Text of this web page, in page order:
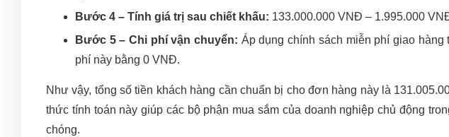
Bước 4 – Tính giá trị sau chiết khấu: 133.000.000 VNĐ – 1.995.000
Bước 5 – Chi phí vận chuyển: Áp dụng chính sách miễn phí giao
phí này bằng 0 VNĐ.
Như vậy, tổng số tiền khách hàng cần chuẩn bị cho đơn hàng này là
thức tính toán này giúp các bộ phận mua sắm của doanh nghiệp chủ động
chóng.